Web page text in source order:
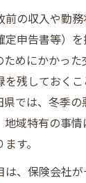
前の収入や勤
定申告書等）
ためにかかっ
を残しておく
県では、冬季
地域特有の事
す。
は、保険会社